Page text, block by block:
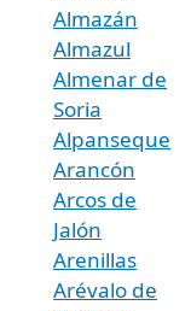
Almazán
Almazul
Almenar de
Soria
Alpanseque
Arancón
Arcos de
Jalón
Arenillas
Arévalo de